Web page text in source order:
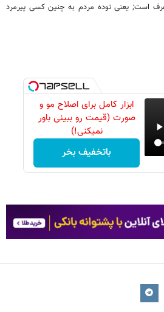
است; یعنى توده مردم به چنین کسى پیرمرد
ابزار کامل برای اصلاح مو و
صورت (قیمت رو ببینی باور
نمیکنی!)
باتخفیف بخر